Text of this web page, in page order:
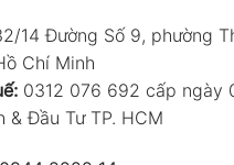
14 Đường Số 9, phường
Chí Minh
0312 076 692 cấp ngày
& Đầu Tư TP. HCM